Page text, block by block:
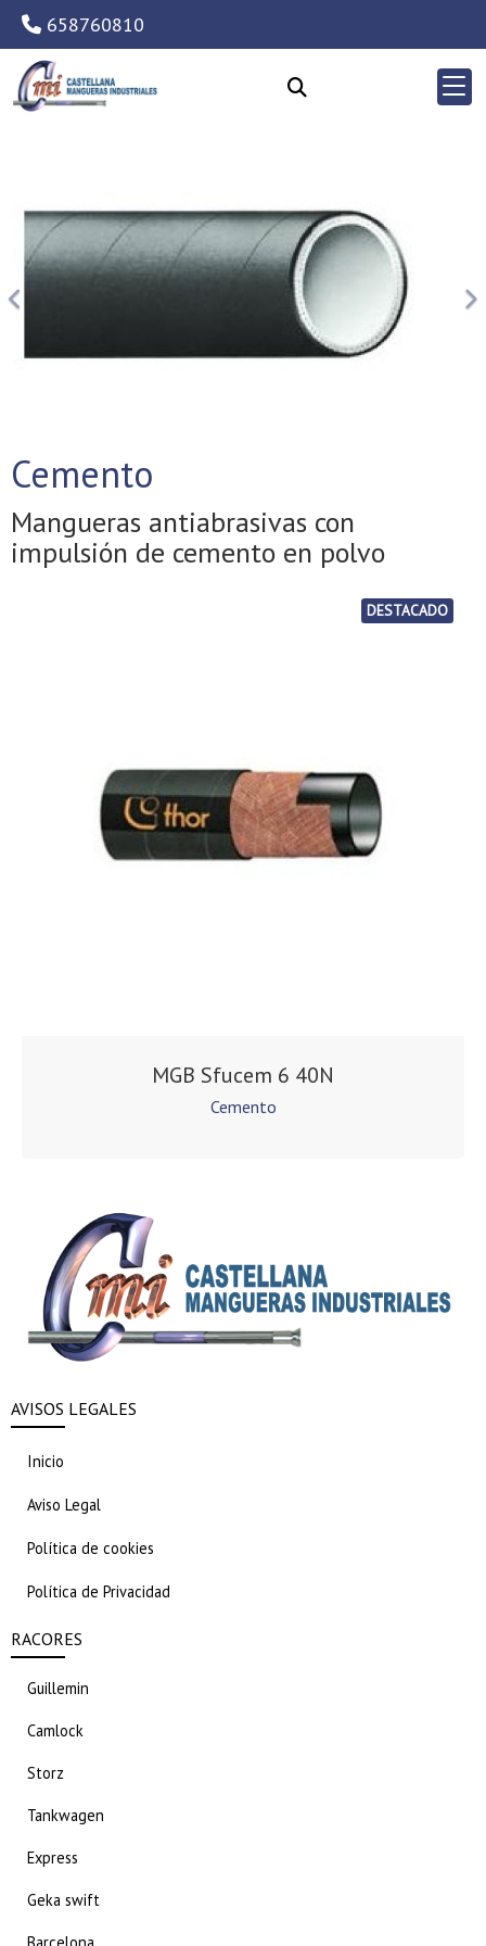
658760810
Cemento
Mangueras antiabrasivas con
impulsión de cemento en polvo
DESTACADO
MGB Sfucem 6 40N
Cemento
AVISOS LEGALES
Inicio
Aviso Legal
Política de cookies
Política de Privacidad
RACORES
Guillemin
Camlock
Storz
Tankwagen
Express
Geka swift